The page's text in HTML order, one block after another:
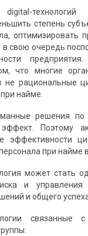
digital-
степень
оптимизировать
в свою очередь
что многие
не рациональные
найме.
решения по
Поэтому
эффективности
при найме
может стать
и управления
и общего
связанные